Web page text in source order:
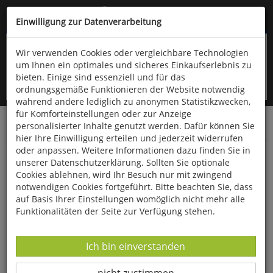
Kompletten Head der Seite überspringen
oder (06766) 9323-960
Startseite Bücher Literatur Belletristik
Die Schwestern von Auschwitz
Einwilligung zur Datenverarbeitung
Wir verwenden Cookies oder vergleichbare Technologien
um Ihnen ein optimales und sicheres Einkaufserlebnis zu
bieten. Einige sind essenziell und für das
ordnungsgemäße Funktionieren der Website notwendig
während andere lediglich zu anonymen Statistikzwecken,
für Komforteinstellungen oder zur Anzeige
personalisierter Inhalte genutzt werden. Dafür können Sie
hier Ihre Einwilligung erteilen und jederzeit widerrufen
oder anpassen. Weitere Informationen dazu finden Sie in
unserer Datenschutzerklärung. Sollten Sie optionale
Cookies ablehnen, wird Ihr Besuch nur mit zwingend
notwendigen Cookies fortgeführt. Bitte beachten Sie, dass
auf Basis Ihrer Einstellungen womöglich nicht mehr alle
Funktionalitäten der Seite zur Verfügung stehen.
Datenverarbeitung -
Ich bin einverstanden